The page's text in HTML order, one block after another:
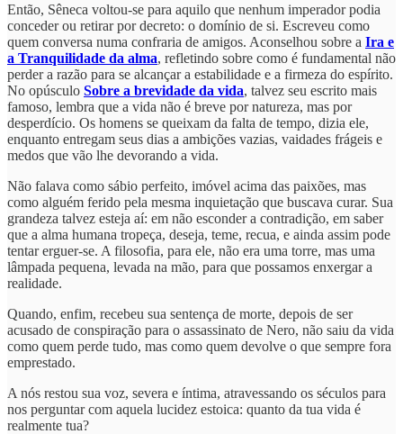
Então, Sêneca voltou-se para aquilo que nenhum imperador podia
conceder ou retirar por decreto: o domínio de si. Escreveu como
quem conversa numa confraria de amigos. Aconselhou sobre a Ira e
a Tranquilidade da alma, refletindo sobre como é fundamental não
perder a razão para se alcançar a estabilidade e a firmeza do espírito.
No opúsculo Sobre a brevidade da vida, talvez seu escrito mais
famoso, lembra que a vida não é breve por natureza, mas por
desperdício. Os homens se queixam da falta de tempo, dizia ele,
enquanto entregam seus dias a ambições vazias, vaidades frágeis e
medos que vão lhe devorando a vida.
Não falava como sábio perfeito, imóvel acima das paixões, mas
como alguém ferido pela mesma inquietação que buscava curar. Sua
grandeza talvez esteja aí: em não esconder a contradição, em saber
que a alma humana tropeça, deseja, teme, recua, e ainda assim pode
tentar erguer-se. A filosofia, para ele, não era uma torre, mas uma
lâmpada pequena, levada na mão, para que possamos enxergar a
realidade.
Quando, enfim, recebeu sua sentença de morte, depois de ser
acusado de conspiração para o assassinato de Nero, não saiu da vida
como quem perde tudo, mas como quem devolve o que sempre fora
emprestado.
A nós restou sua voz, severa e íntima, atravessando os séculos para
nos perguntar com aquela lucidez estoica: quanto da tua vida é
realmente tua?